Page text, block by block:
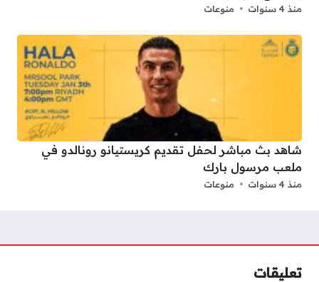
منذ 4 سنوات منوعات
شاهد بث مباشر لحفل تقديم كريستيانو رونالدو في
ملعب مرسول بارك
منذ 4 سنوات منوعات
تعليقات